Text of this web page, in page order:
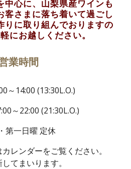
中心に、山梨県産ワインも
客さまに落ち着いて過ごし
りに取り組んでおりますの
にお越しください。
業時間
～14:00 (13:30L.O.)
～22:00 (21:30L.O.)
第一日曜 定休
レンダーをご覧ください。
てまいります。